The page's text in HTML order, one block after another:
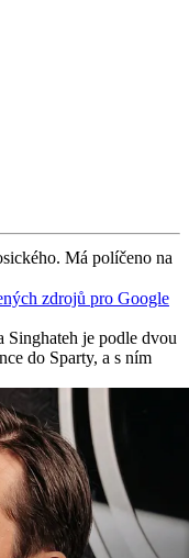
Má políčeno na
zdrojů pro Google
je podle dvou
do Sparty, a s ním